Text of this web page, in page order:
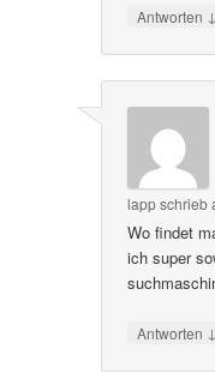
Antworten ↓
lappschrieb
Wo findet
ich super
Antworten ↓